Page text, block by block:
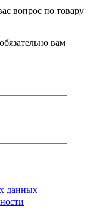
вопрос по товару
вам
данных